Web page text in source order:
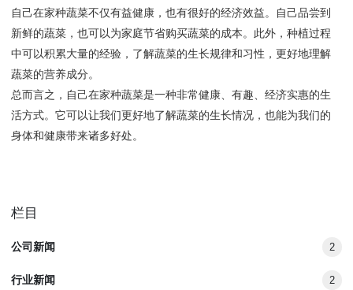
自己在家种蔬菜不仅有益健康，也有很好的经济效益。自己品尝到
新鲜的蔬菜，也可以为家庭节省购买蔬菜的成本。此外，种植过程
中可以积累大量的经验，了解蔬菜的生长规律和习性，更好地理解
蔬菜的营养成分。
总而言之，自己在家种蔬菜是一种非常健康、有趣、经济实惠的生
活方式。它可以让我们更好地了解蔬菜的生长情况，也能为我们的
身体和健康带来诸多好处。
栏目
公司新闻 2
行业新闻 2